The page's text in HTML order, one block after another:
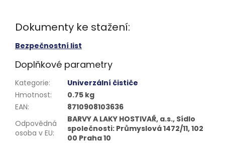
Dokumenty ke stažení:
Bezpečnostní list
Doplňkové parametry
Kategorie:
Univerzální čističe
Hmotnost:
0.75 kg
EAN:
8710908103636
Odpovědná
osoba v EU:
BARVY A LAKY HOSTIVAŘ, a.s., Sídlo
společnosti: Průmyslová 1472/11, 102
00 Praha 10